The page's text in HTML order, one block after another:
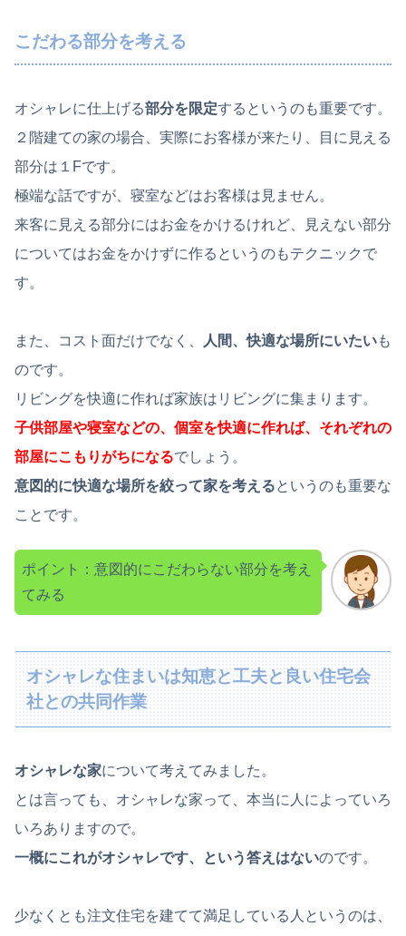
こだわる部分を考える
オシャレに仕上げる部分を限定するというのも重要です。
２階建ての家の場合、実際にお客様が来たり、目に見える
部分は１Fです。
極端な話ですが、寝室などはお客様は見ません。
来客に見える部分にはお金をかけるけれど、見えない部分
についてはお金をかけずに作るというのもテクニックで
す。
また、コスト面だけでなく、 人間、快適な場所にいたいも
のです。
リビングを快適に作れば家族はリビングに集まります。
子供部屋や寝室などの、個室を快適に作れば、それぞれの
部屋にこもりがちになるでしょう。
意図的に快適な場所を絞って家を考えるというのも重要な
ことです。
ポイント：意図的にこだわらない部分を考え
てみる
オシャレな住まいは知恵と工夫と良い住宅会
社との共同作業
オシャレな家について考えてみました。
とは言っても、オシャレな家って、本当に人によっていろ
いろありますので。
一概にこれがオシャレです、という答えはないのです。
少なくとも注文住宅を建てて満足している人というのは、